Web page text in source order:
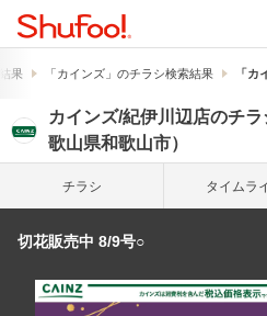
果 「カインズ」のチラシ検索結果 「
カインズ/紀伊川辺店のチ
歌山県和歌山市）
チラシ タイム ラ
切花販売中 8/9号○